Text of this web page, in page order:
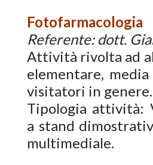
Fotofarmacologia
Referente: dott.
Attività rivolta ad
elementare,
visitatori in genere.
Tipologia attività:
a stand
multimediale.